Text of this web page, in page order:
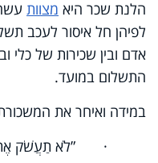
הלנת שכר היא מצוות
לפיהן חל איסור לעכב
אדם ובין שכירות של
התשלום במועד.
במידה ואיחר את המשכורת,
· ”לֹא תַעֲשֹׁק